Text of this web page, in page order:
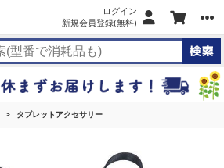
ログイン
新規会員登録(無料)
タブレットアクセサリー